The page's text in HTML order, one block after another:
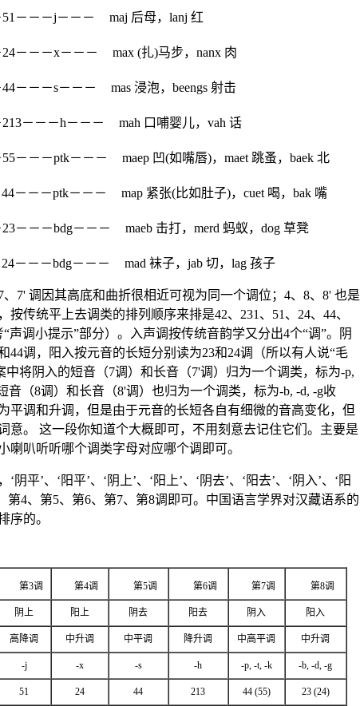
－－－j－－－ maj 后母，lanj 红
－－－x－－－ max (扎)马步，nanx 肉
－－－s－－－ mas 浸泡，beengs 射击
－－－h－－－ mah 口哺婴儿，vah 话
－－－ptk－－－ maep 凹(如嘴唇)，maet 跳蚤，baek 北
－－－ptk－－－ map 紧张(比如肚子)，cuet 喝，bak 嘴
－－－bdg－－－ maeb 击打，merd 蚂蚁，dog 草凳
－－－bdg－－－ mad 袜子，jab 切，lag 孩子
7' 调因其高底和曲折很相近可视为同一个调位；4、8、8' 也是
传统平上去调类的排列顺序来排是42、231、51、24、44、
声调小提示”部分）。入声调按传统音韵学又分出4个“调”。阴
44调，阳入按元音的长短分别读为23和24调（所以有人说“毛
中将阴入的短音（7调）和长音（7'调）归为一个调类，标为-p,
音（8调）和长音（8'调）也归为一个调类，标为-b, -d, -g收
平调和升调，但是由于元音的长短各自有细微的音高变化，但
意。 这一段你知道个大概即可，不用刻意去记住它们。主要是
喇叭听听哪个调类字母对应哪个调即可。
平’、‘阳平’、‘阴上’、‘阳上’、‘阴去’、‘阳去’、‘阴入’、‘阳
第4、第5、第6、第7、第8调即可。中国语言学界对汉藏语系的
序的。
第3调 第4调 第5调 第6调 第7调 第8调
阴上 阳上 阴去 阳去 阴入 阳入
高降调 中升调 中平调 降升调 中高平调 中升调
-j -x -s -h -p, -t, -k -b, -d, -g
51 24 44 213 44 (55) 23 (24)